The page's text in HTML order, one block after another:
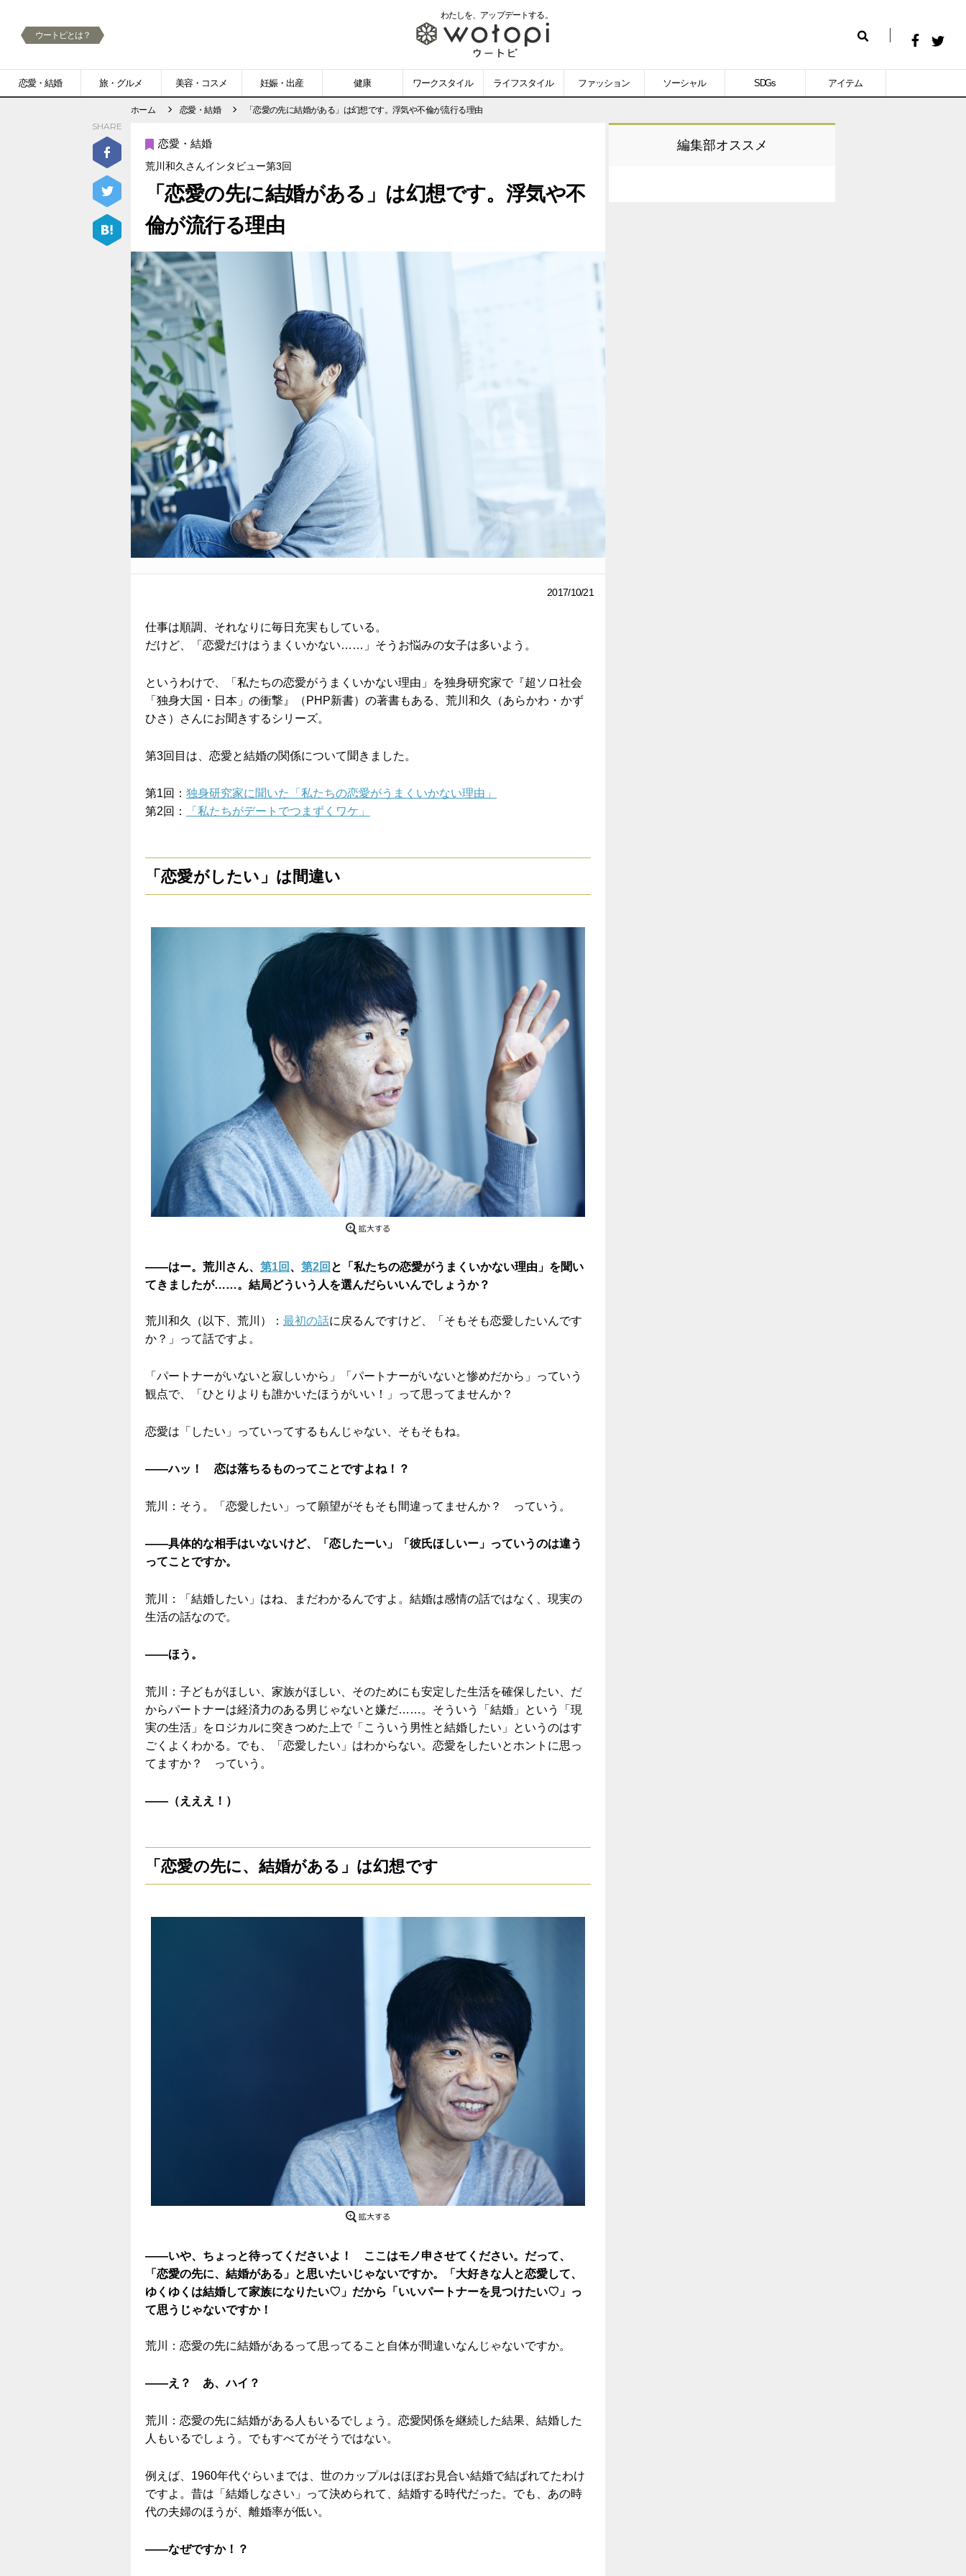
わたしを、 アップデートする。
wotopi
-
ウ
ト
恋愛・結婚 旅・グルメ 美容・コスメ 妊娠・出産 健康 ワークスタイル ライフスタイル ファッション ソーシャル SDGs アイテム
索
ウートピとは？ Facebook
ホーム 恋愛・結婚 「恋愛の先に結婚がある」は幻想です。浮気や不倫が流行る理由
恋愛・結婚
荒川和久さんインタビュー第3回
「恋愛の先に結婚がある」は幻想です。浮気や不
倫が流行る理由
2017/10/21
仕事は順調、それなりに毎日充実もしている。
だけど、「恋愛だけはうまくいかない……」そうお悩みの女子は多いよう。
というわけで、「私たちの恋愛がうまくいかない理由」を独身研究家で『超ソロ社会
「独身大国・日本」の衝撃』（PHP新書）の著書もある、荒川和久（あらかわ・かず
ひさ）さんにお聞きするシリーズ。
第3回目は、恋愛と結婚の関係について聞きました。
第1回： 独身研究家に聞いた「私たちの恋愛がうまくいかない理由」
第2回：
「私たちがデートでつまずくワケ」
「恋愛がしたい」は間違い
——はー。荒川さん、 第1回 、 第2回 と「私たちの恋愛がうまくいかない理由」を聞い
てきましたが……。結局どういう人を選んだらいいんでしょうか？
荒川和久（以下、荒川）： 最初の話に戻るんですけど、「そもそも恋愛したいんです
か？」って話ですよ。
「パートナーがいないと寂しいから」「パートナーがいないと惨めだから」っていう
観点で、「ひとりよりも誰かいたほうがいい！」って思ってませんか？
恋愛は「したい」っていってするもんじゃない、そもそもね。
——ハッ！ 恋は落ちるものってことですよね！？
荒川：そう。「恋愛したい」って願望がそもそも間違ってませんか？ っていう。
——具体的な相手はいないけど、「恋したーい」「彼氏ほしいー」っていうのは違う
ってことですか。
荒川：「結婚したい」はね、まだわかるんですよ。結婚は感情の話ではなく、現実の
生活の話なので。
——ほう。
荒川：子どもがほしい、家族がほしい、そのためにも安定した生活を確保したい、だ
からパートナーは経済力のある男じゃないと嫌だ……。そういう「結婚」という「現
実の生活」をロジカルに突きつめた上で「こういう男性と結婚したい」というのはす
ごくよくわかる。でも、「恋愛したい」はわからない。恋愛をしたいとホントに思っ
てますか？ っていう。
——（えええ！）
「恋愛の先に、結婚がある」は幻想です
——いや、ちょっと待ってくださいよ！ ここはモノ申させてください。だって、
「恋愛の先に、結婚がある」と思いたいじゃないですか。「大好きな人と恋愛して、
ゆくゆくは結婚して家族になりたい♡」だから「いいパートナーを見つけたい♡」っ
て思うじゃないですか！
荒川：恋愛の先に結婚があるって思ってること自体が間違いなんじゃないですか。
——え？ あ、ハイ？
荒川：恋愛の先に結婚がある人もいるでしょう。恋愛関係を継続した結果、結婚した
人もいるでしょう。でもすべてがそうではない。
例えば、1960年代ぐらいまでは、世のカップルはほぼお見合い結婚で結ばれてたわけ
ですよ。昔は「結婚しなさい」って決められて、結婚する時代だった。でも、あの時
代の夫婦のほうが、離婚率が低い。
——なぜですか！？
SHARE
編集部オススメ